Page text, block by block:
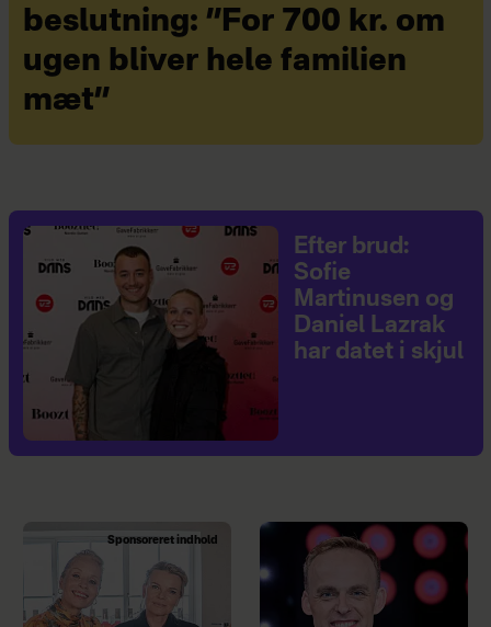
beslutning: ”For 700 kr. om
ugen bliver hele familien
mæt”
Efter brud:
Sofie
Martinusen og
Daniel Lazrak
har datet i skjul
Sponsoreret indhold